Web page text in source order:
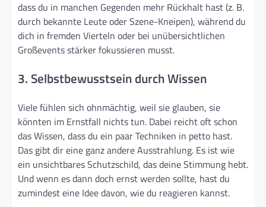
dass du in manchen Gegenden mehr Rückhalt hast (z. B.
durch bekannte Leute oder Szene-Kneipen), während du
dich in fremden Vierteln oder bei unübersichtlichen
Großevents stärker fokussieren musst.
3. Selbstbewusstsein durch Wissen
Viele fühlen sich ohnmächtig, weil sie glauben, sie
könnten im Ernstfall nichts tun. Dabei reicht oft schon
das Wissen, dass du ein paar Techniken in petto hast.
Das gibt dir eine ganz andere Ausstrahlung. Es ist wie
ein unsichtbares Schutzschild, das deine Stimmung hebt.
Und wenn es dann doch ernst werden sollte, hast du
zumindest eine Idee davon, wie du reagieren kannst.